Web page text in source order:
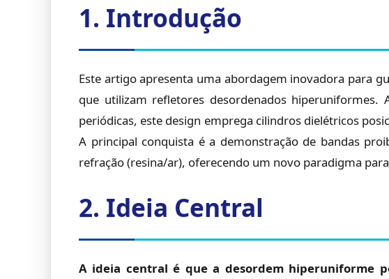
1. Introdução
Este artigo apresenta uma abordagem inovadora para
que utilizam refletores desordenados
periódicas, este design emprega cilindros dielétricos
A principal conquista é a demonstração de bandas
refração (resina/ar), oferecendo um novo paradigma
2. Ideia Central
A ideia central é que a desordem hiperuniforme